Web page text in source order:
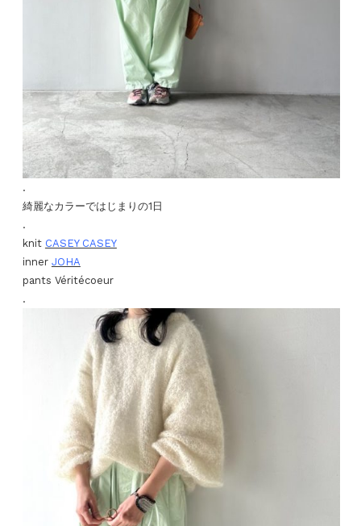
.
綺麗なカラーではじまりの1日
.
knit CASEY CASEY
inner JOHA
pants Véritécoeur
.